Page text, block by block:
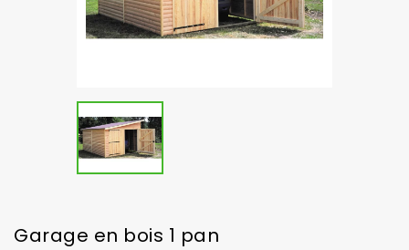
Garage en bois 1 pan